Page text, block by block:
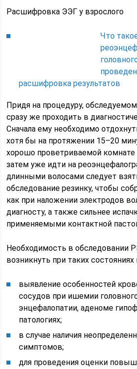
Расшифровка ЭЭГ у взрослого
Что
расшифровка результатов
Придя на процедуру,
сразу же проходить в
Сначала ему необходимо
хотя бы на протяжении 15–20
хорошо проветриваемой комнате
затем уже идти на
длинными волосами следует
обследование резинку, чтобы
как при наложении электродов
диагносту, а также сильнее
применяемыми контактной
Необходимость в обследовании
возникнуть при таких состояниях
выявление особенностей
сосудов при ишемии
энцефалопатии, аденоме
патологиях;
в случае наличия
симптомов;
для проведения оценки